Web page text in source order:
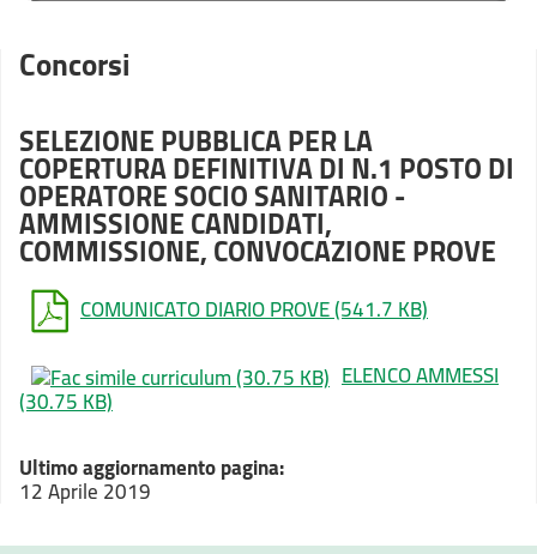
Concorsi
SELEZIONE PUBBLICA PER LA
COPERTURA DEFINITIVA DI N.1 POSTO DI
OPERATORE SOCIO SANITARIO -
AMMISSIONE CANDIDATI,
COMMISSIONE, CONVOCAZIONE PROVE
COMUNICATO DIARIO PROVE(541.7 KB)
ELENCO AMMESSI
(30.75 KB)
Ultimo aggiornamento pagina:
12 Aprile 2019